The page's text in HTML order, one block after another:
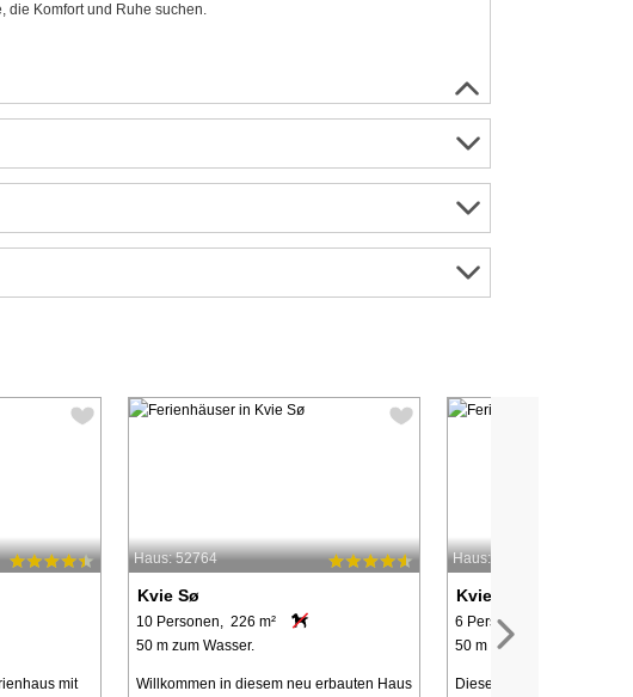
die Komfort und Ruhe suchen.
mit
Haus: 52764
Kvie Sø
10 Personen, 226 m²
50 m zum Wasser.
Willkommen in diesem neu erbauten Haus
Haus: 36134
Kvie Sø
6 Personen, 122 m²
50 m zum Wasser.
Dieses helle und